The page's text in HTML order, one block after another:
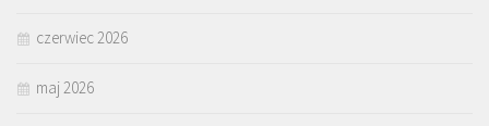
czerwiec 2026
maj 2026